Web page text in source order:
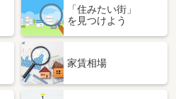
「住みたい街」
を見つけよう
家賃相場